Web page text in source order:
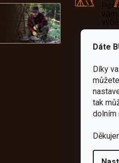
Dáte
Díky
tak
dolním
vám